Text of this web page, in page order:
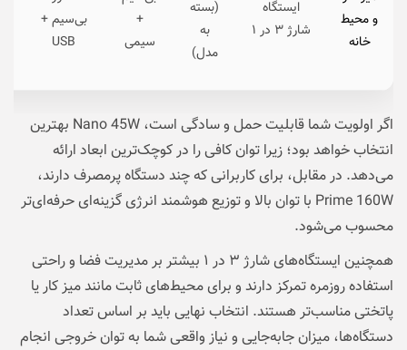
و محیط
خانه
ایستگاه
شارژ ۳ در ۱
(بسته
به
مدل)
+
سیمی
بی‌سیم +
USB
اگر اولویت شما قابلیت حمل و سادگی است، Nano 45W بهترین
انتخاب خواهد بود؛ زیرا توان کافی را در کوچک‌ترین ابعاد ارائه
می‌دهد. در مقابل، برای کاربرانی که چند دستگاه پرمصرف دارند،
Prime 160W با توان بالا و توزیع هوشمند انرژی گزینه‌ای حرفه‌ای‌تر
محسوب می‌شود.
همچنین ایستگاه‌های شارژ ۳ در ۱ بیشتر بر مدیریت فضا و راحتی
استفاده روزمره تمرکز دارند و برای محیط‌های ثابت مانند میز کار یا
پاتختی مناسب‌تر هستند. انتخاب نهایی باید بر اساس تعداد
دستگاه‌ها، میزان جابه‌جایی و نیاز واقعی شما به توان خروجی انجام